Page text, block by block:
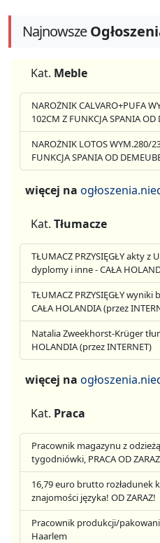
Najnowsze
Kat. Meble
NAROŻNIK CALVARO+PUFA
102CM Z FUNKCJA SPANIA
NAROŻNIK LOTOS WYM.280/
FUNKCJA SPANIA OD
więcej na
Kat. Tłumacze
TŁUMACZ PRZYSIĘGŁY akty
dyplomy i inne - CAŁA
TŁUMACZ PRZYSIĘGŁY
CAŁA HOLANDIA (przez
Natalia Zweekhorst-Krüger
HOLANDIA (przez INTERNET)
więcej na
Kat. Praca
Pracownik magazynu z
tygodniówki, PRACA OD
16,79 euro brutto rozładunek
znajomości języka! OD ZARAZ!
Pracownik produkcji/
Haarlem